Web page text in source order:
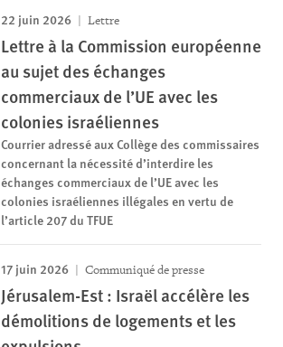
22 juin 2026 Lettre
Lettre à la Commission européenne
au sujet des échanges
commerciaux de l’UE avec les
colonies israéliennes
Courrier adressé aux Collège des commissaires
concernant la nécessité d’interdire les
échanges commerciaux de l’UE avec les
colonies israéliennes illégales en vertu de
l’article 207 du TFUE
17 juin 2026 Communiqué de presse
Jérusalem-Est : Israël accélère les
démolitions de logements et les